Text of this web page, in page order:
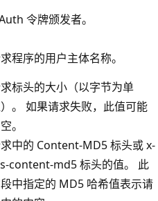
令牌颁发者。
程序的用户主体名称。
标头的大小（以字节为单
。 如果请求失败，此值可能
。
中的 Content-MD5 标头或 x-
content-md5 标头的值。 此
中指定的 MD5 哈希值表示请